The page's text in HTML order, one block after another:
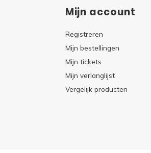
Mijn account
Registreren
Mijn bestellingen
Mijn tickets
Mijn verlanglijst
Vergelijk producten